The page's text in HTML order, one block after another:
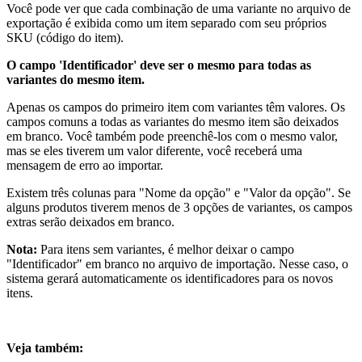
Você pode ver que cada combinação de uma variante no arquivo de
exportação é exibida como um item separado com seu próprios
SKU (código do item).
O campo 'Identificador' deve ser o mesmo para todas as
variantes do mesmo item.
Apenas os campos do primeiro item com variantes têm valores. Os
campos comuns a todas as variantes do mesmo item são deixados
em branco. Você também pode preenchê-los com o mesmo valor,
mas se eles tiverem um valor diferente, você receberá uma
mensagem de erro ao importar.
Existem três colunas para "Nome da opção" e "Valor da opção". Se
alguns produtos tiverem menos de 3 opções de variantes, os campos
extras serão deixados em branco.
Nota: Para itens sem variantes, é melhor deixar o campo
"Identificador" em branco no arquivo de importação. Nesse caso, o
sistema gerará automaticamente os identificadores para os novos
itens.
Veja também: